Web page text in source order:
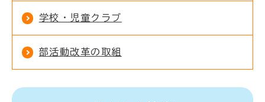
学校・児童クラブ
部活動改革の取組